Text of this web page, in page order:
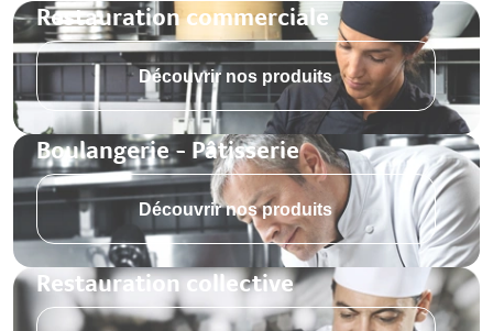
Restauration commerciale
Découvrir nos produits
Boulangerie - Pâtisserie
Découvrir nos produits
Restauration collective